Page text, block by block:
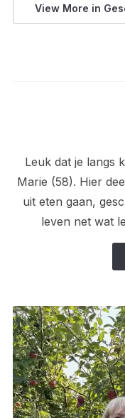
View More in
Leuk dat je langs
Marie (58). Hier
uit eten gaan,
leven net wat